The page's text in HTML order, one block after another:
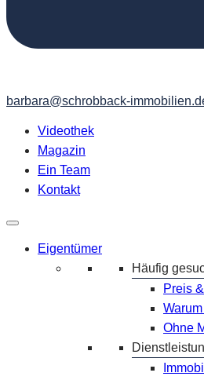
barbara@schrobback-
Videothek
Magazin
Ein Team
Kontakt
Eigentümer
Häufig
Preis
Ohne